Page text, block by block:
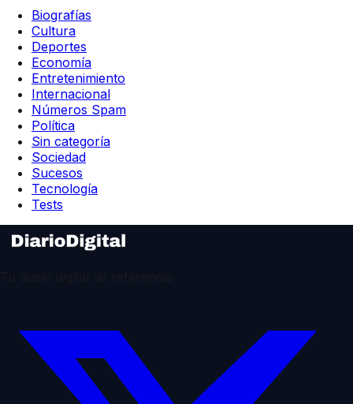
Biografías
Cultura
Deportes
Economía
Entretenimiento
Internacional
Números Spam
Política
Sin categoría
Sociedad
Sucesos
Tecnología
Tests